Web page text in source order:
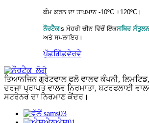
ਕੰਮ ਕਰਨ ਦਾ ਤਾਪਮਾਨ -10ºC +120ºC।
ਨੌਰਟੈਕis ਮੋਹਰੀ ਚੀਨ ਵਿੱਚੋਂ ਇੱਕਸਥਿਰ
ਅਤੇ ਸਪਲਾਇਰ।
ਪੁੱਛਗਿੱਛਵੇਰਵੇ
ਤਿਆਨਜਿਨ ਗ੍ਰੇਟਵਾਲ ਫਲੋ ਵਾਲਵ ਕੰਪਨੀ,
ਦਰਜਾ ਪ੍ਰਾਪਤ ਵਾਲਵ ਨਿਰਮਾਤਾ, ਬਟਰਫਲਾਈ
ਸਟਰੇਨਰ ਦਾ ਨਿਰਮਾਣ ਕੇਂਦਰ।